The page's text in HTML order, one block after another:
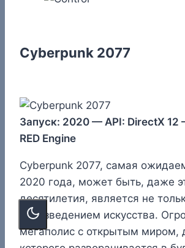
Cyberpunk 2077
Запуск: 2020 — API: DirectX
RED Engine
Cyberpunk 2077, самая
2020 года, может быть, даже
десятилетия, является не
произведением искусства.
мегаполис с открытым миром,